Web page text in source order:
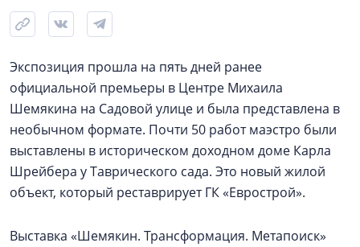
Экспозиция прошла на пять дней ранее
официальной премьеры в Центре Михаила
Шемякина на Садовой улице и была представлена в
необычном формате. Почти 50 работ маэстро были
выставлены в историческом доходном доме Карла
Шрейбера у Таврического сада. Это новый жилой
объект, который реставрирует ГК «Еврострой».
Выставка «Шемякин. Трансформация. Метапоиск»